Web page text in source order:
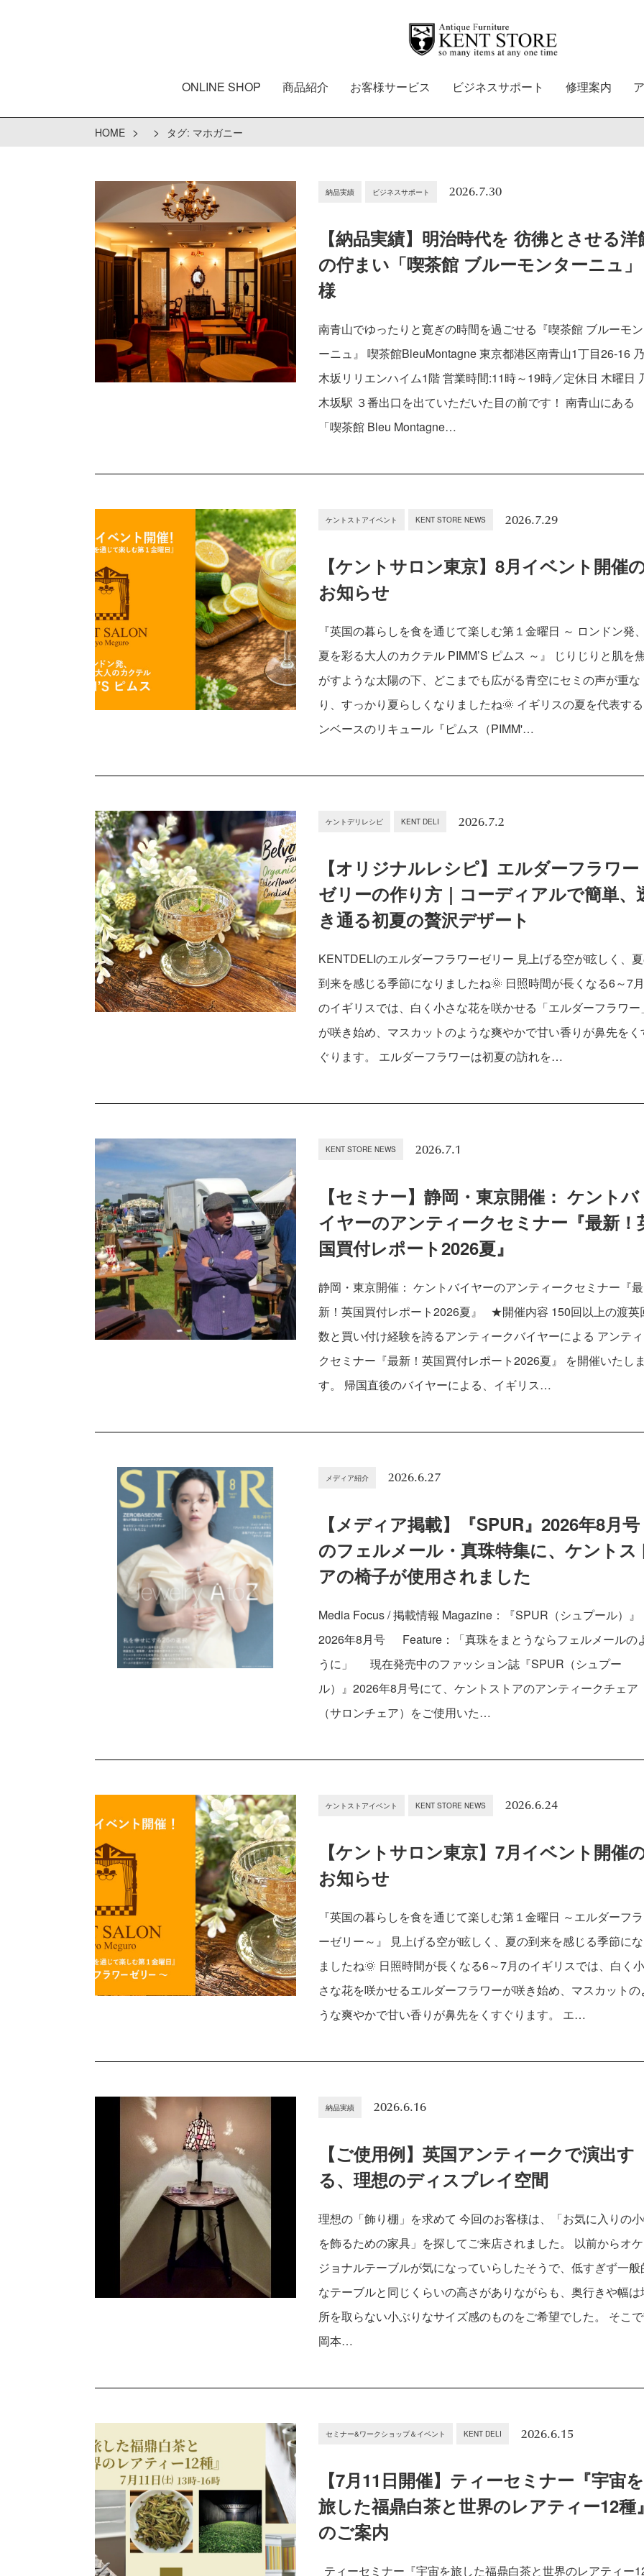
ONLINE SHOP 商品紹介 お客様サービス ビジネスサポート 修理案内
HOME > > タグ: マホガニー
納品実績 ビジネスサポート 2026.7.30
【納品実績】明治時代を 彷彿とさせる洋
の佇まい「喫茶館 ブルーモンターニュ」
様
南青山でゆったりと寛ぎの時間を過ごせる『喫茶館 ブルーモ
ーニュ』 喫茶館BleuMontagne 東京都港区南青山1丁目26-16 乃
木坂リリエンハイム1階 営業時間:11時～19時／定休日 木曜日
木坂駅 ３番出口を出ていただいた目の前です！ 南青山にある
「喫茶館 Bleu Montagne…
ケントストアイベント KENT STORE NEWS 2026.7.29
【ケントサロン東京】8月イベント開催
お知らせ
『英国の暮らしを食を通じて楽しむ第１金曜日 ～ ロンドン発、
夏を彩る大人のカクテル PIMM’S ピムス ～』 じりじりと肌を
がすような太陽の下、どこまでも広がる青空にセミの声が重な
り、すっかり夏らしくなりましたね🌞 イギリスの夏を代表す
ンベースのリキュール『ピムス（PIMM'…
ケントデリレシピ KENT DELI 2026.7.2
【オリジナルレシピ】エルダーフラワー
ゼリーの作り方｜コーディアルで簡単、
き通る初夏の贅沢デザート
KENTDELIのエルダーフラワーゼリー 見上げる空が眩しく、
到来を感じる季節になりましたね🌞 日照時間が長くなる6～7月
のイギリスでは、白く小さな花を咲かせる「エルダーフラワー
が咲き始め、マスカットのような爽やかで甘い香りが鼻先をく
ぐります。 エルダーフラワーは初夏の訪れを…
KENT STORE NEWS 2026.7.1
【セミナー】静岡・東京開催： ケントバ
イヤーのアンティークセミナー『最新！
国買付レポート2026夏』
静岡・東京開催： ケントバイヤーのアンティークセミナー『最
新！英国買付レポート2026夏』 ★開催内容 150回以上の渡英
数と買い付け経験を誇るアンティークバイヤーによる アンテ
クセミナー『最新！英国買付レポート2026夏』 を開催いたしま
す。 帰国直後のバイヤーによる、イギリス…
メディア紹介 2026.6.27
【メディア掲載】『SPUR』2026年8月号
のフェルメール・真珠特集に、ケントス
アの椅子が使用されました
Media Focus / 掲載情報 Magazine：『SPUR（シュプール）』
2026年8月号 Feature：「真珠をまとうならフェルメールの
うに」 現在発売中のファッション誌『SPUR（シュプー
ル）』2026年8月号にて、ケントストアのアンティークチェア
（サロンチェア）をご使用いた…
ケントストアイベント KENT STORE NEWS 2026.6.24
【ケントサロン東京】7月イベント開催
お知らせ
『英国の暮らしを食を通じて楽しむ第１金曜日 ～エルダーフ
ーゼリー～』 見上げる空が眩しく、夏の到来を感じる季節にな
ましたね🌞 日照時間が長くなる6～7月のイギリスでは、白く小
さな花を咲かせるエルダーフラワーが咲き始め、マスカットの
うな爽やかで甘い香りが鼻先をくすぐります。 エ…
納品実績 2026.6.16
【ご使用例】英国アンティークで演出す
る、理想のディスプレイ空間
理想の「飾り棚」を求めて 今回のお客様は、「お気に入りの
を飾るための家具」を探してご来店されました。 以前からオ
ジョナルテーブルが気になっていらしたそうで、低すぎず一般
なテーブルと同じくらいの高さがありながらも、奥行きや幅は
所を取らない小ぶりなサイズ感のものをご希望でした。 そこ
岡本…
セミナー&ワークショップ＆イベント KENT DELI 2026.6.15
【7月11日開催】ティーセミナー『宇宙を
旅した福鼎白茶と世界のレアティー12種』
のご案内
ティーセミナー『宇宙を旅した福鼎白茶と世界のレアティー